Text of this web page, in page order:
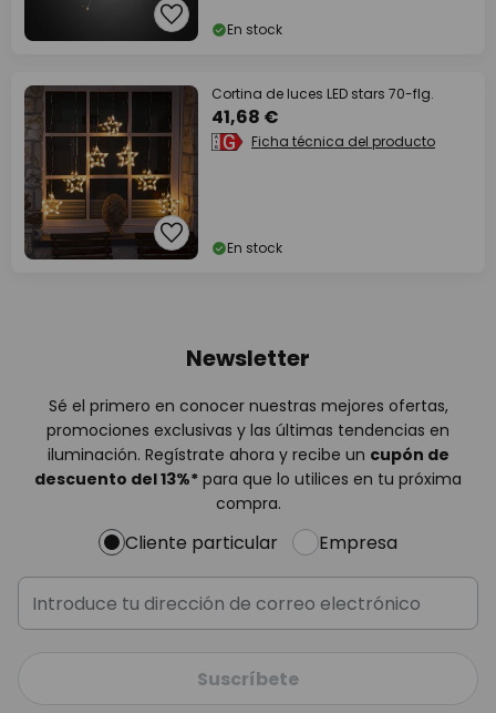
En stock
Cortina de luces LED stars 70-flg.
41,68 €
Ficha técnica del producto
En stock
Newsletter
Sé el primero en conocer nuestras mejores ofertas,
promociones exclusivas y las últimas tendencias en
iluminación. Regístrate ahora y recibe un cupón de
descuento del13%* para que lo utilices en tu próxima
compra.
Cliente particular Empresa
Suscríbete